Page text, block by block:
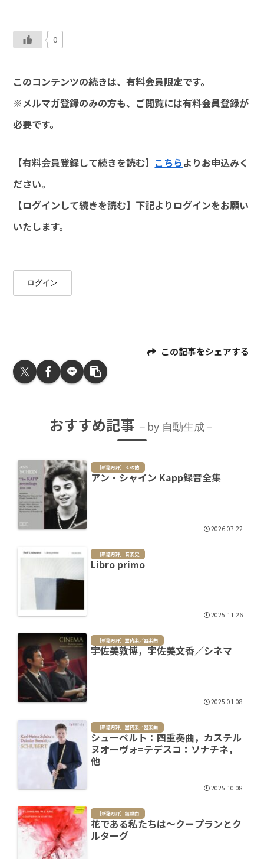
0
このコンテンツの続きは、有料会員限定です。
※メルマガ登録のみの方も、ご閲覧には有料会員登録が
必要です。
【有料会員登録して続きを読む】 こちらよりお申込みく
ださい。
【ログインして続きを読む】下記よりログインをお願い
いたします。
ログイン
この記事をシェアする
おすすめ記事 by 自動生成
［新譜月評］その他
アン・シャイン Kapp録音全集
2026.07.22
［新譜月評］音楽史
Libro primo
2025.11.26
［新譜月評］室内楽／器楽曲
宇佐美敦博，宇佐美文香／シネマ
2025.01.08
［新譜月評］室内楽／器楽曲
シューベルト：四重奏曲，カステル
ヌオーヴォ=テデスコ：ソナチネ，
他
2025.10.08
［新譜月評］鍵盤曲
花である私たちは～クープランとク
ルターグ